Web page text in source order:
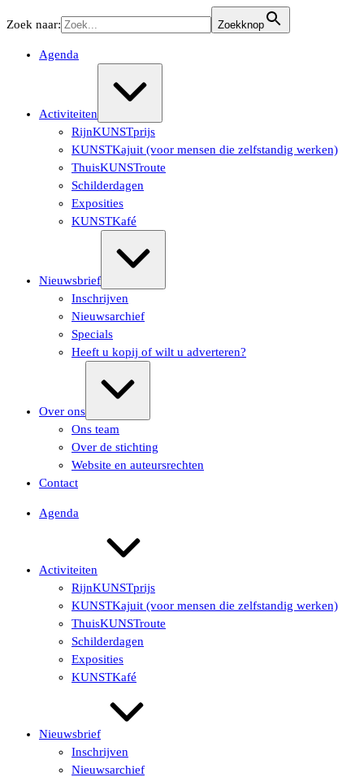
naar
Zoek naar: Zoekknop
Agenda
Activiteiten
RijnKUNSTprijs
KUNSTKajuit (voor mensen die zelfstandig werken)
ThuisKUNSTroute
Schilderdagen
Exposities
KUNSTKafé
Nieuwsbrief
Inschrijven
Nieuwsarchief
Specials
Heeft u kopij of wilt u adverteren?
Over ons
Ons team
Over de stichting
Website en auteursrechten
Contact
Agenda
Activiteiten
RijnKUNSTprijs
KUNSTKajuit (voor mensen die zelfstandig werken)
ThuisKUNSTroute
Schilderdagen
Exposities
KUNSTKafé
Nieuwsbrief
Inschrijven
Nieuwsarchief